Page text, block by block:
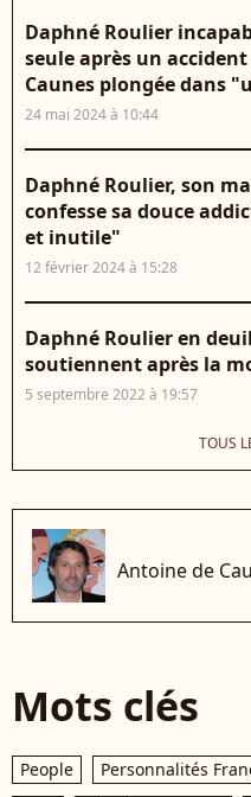
Daphné Roulier
seule après un
Caunes plongée dans
24 mai 2024 à 10:44
Daphné Roulier, son
confesse sa douce
et inutile"
12 février 2024 à 15:28
Daphné Roulier en
soutiennent après la
5 septembre 2022 à 19:57
TOUS
Antoine de
Mots clés
People Personnalités